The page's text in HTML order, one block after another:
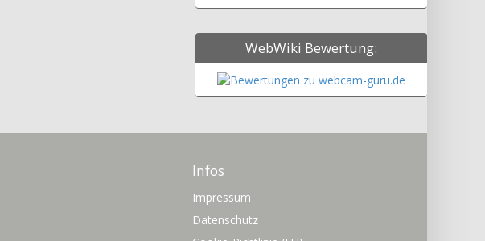
WebWiki Bewertung:
Infos
Impressum
Datenschutz